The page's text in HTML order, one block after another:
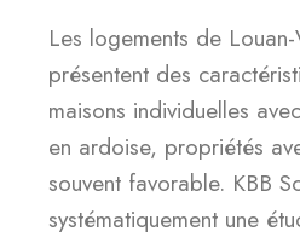
Les logements de
présentent des
maisons individuelles
en ardoise, propriétés
souvent favorable. KBB
systématiquement une